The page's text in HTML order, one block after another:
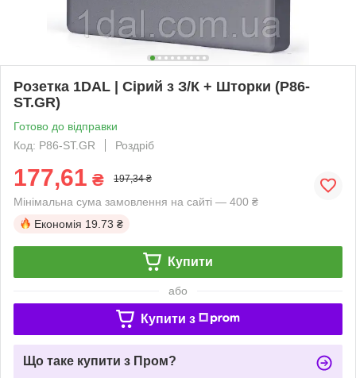
Розетка 1DAL | Сірий з З/К + Шторки (P86-
ST.GR)
Готово до відправки
Код: P86-ST.GR
Роздріб
177,61 ₴ 197,34 ₴
Мінімальна сума замовлення на сайті — 400 ₴
Економія 19.73 ₴
Купити
або
Купити з
Що таке купити з Пром?